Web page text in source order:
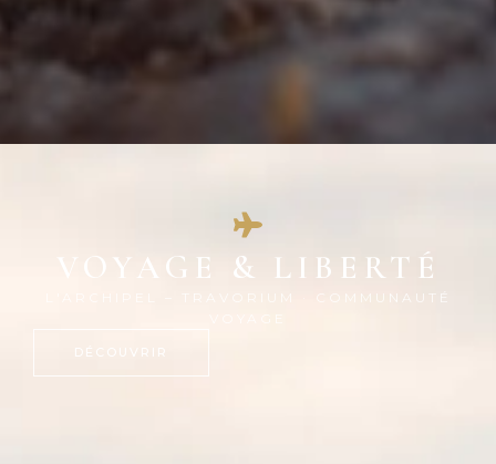
VOYAGE & LIBERTÉ
L'ARCHIPEL – TRAVORIUM · COMMUNAUTÉ
DÉCOUVRIR